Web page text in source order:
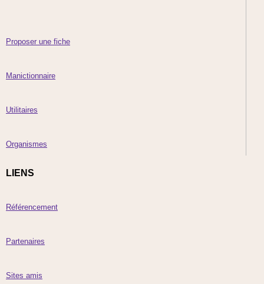
Proposer une fiche
Manictionnaire
Utilitaires
Organismes
LIENS
Référencement
Partenaires
Sites amis